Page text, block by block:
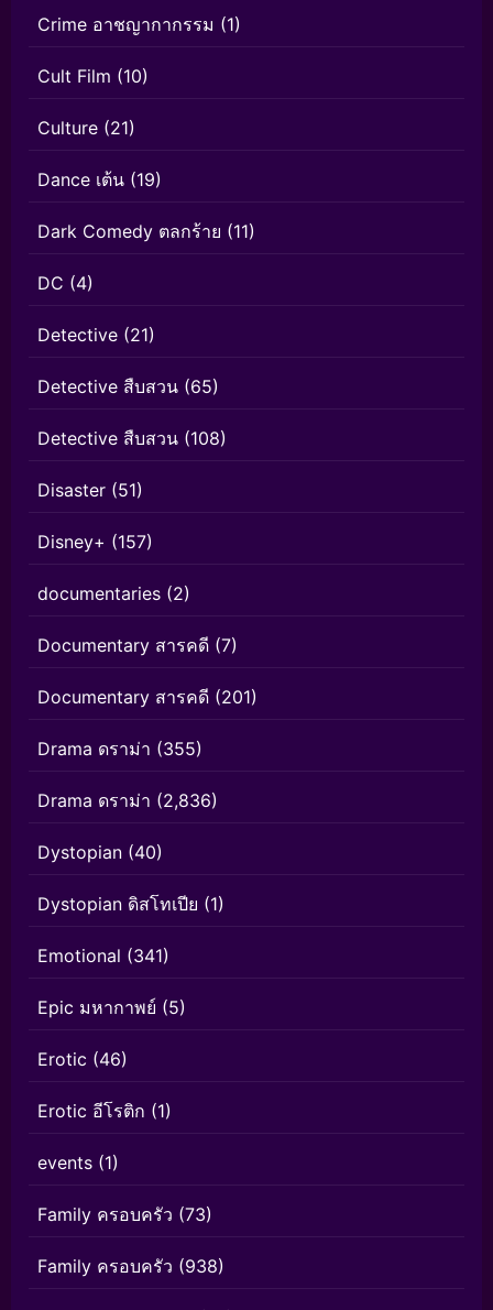
Crime อาชญากากรรม (1)
Cult Film (10)
Culture (21)
Dance เต้น (19)
Dark Comedy ตลกร้าย (11)
DC (4)
Detective (21)
Detective สืบสวน (65)
Detective สืบสวน (108)
Disaster (51)
Disney+ (157)
documentaries (2)
Documentary สารคดี (7)
Documentary สารคดี (201)
Drama ดราม่า (355)
Drama ดราม่า (2,836)
Dystopian (40)
Dystopian ดิสโทเปีย (1)
Emotional (341)
Epic มหากาพย์ (5)
Erotic (46)
Erotic อีโรติก (1)
events (1)
Family ครอบครัว (73)
Family ครอบครัว (938)